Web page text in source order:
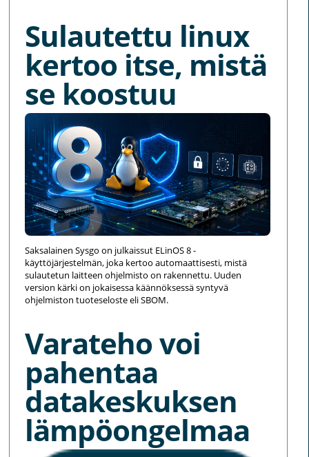
Sulautettu linux
kertoo itse, mistä
se koostuu
Saksalainen Sysgo on julkaissut ELinOS 8 -
käyttöjärjestelmän, joka kertoo automaattisesti, mistä
sulautetun laitteen ohjelmisto on rakennettu. Uuden
version kärki on jokaisessa käännöksessä syntyvä
ohjelmiston tuoteseloste eli SBOM.
Varateho voi
pahentaa
datakeskuksen
lämpöongelmaa